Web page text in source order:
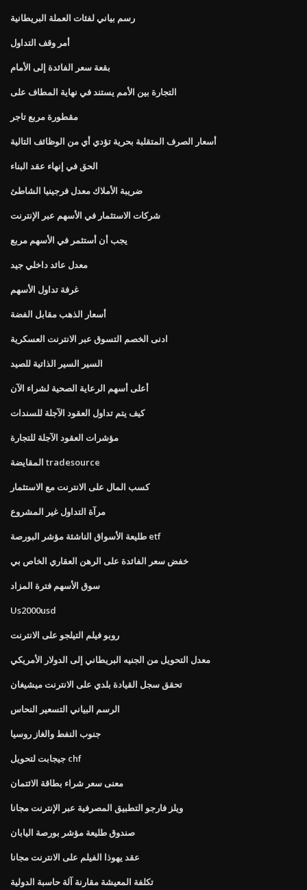
رسم بياني لفئات العملة البريطانية
أمر وقف التداول
بقعة سعر الفائدة إلى الأمام
التجارة بين الأمم يستند في نهاية المطاف على
مقطورة مربع تاجر
أسعار الصرف المتقلبة بحرية تؤدي أي من الوظائف التالية
الحق في إنهاء عقد البناء
ضريبة الأملاك معدل فرجينيا الشاطئ
شركات الاستثمار في الأسهم عبر الإنترنت
يجب أن أستثمر في الأسهم مربع
معدل عائد داخلي جيد
غرفة تداول الأسهم
أسعار الذهب مقابل الفضة
ادنى الخصم التسوق عبر الانترنت العسكرية
السير السير الذاتية للصيد
أعلى أسهم الرعاية الصحية لشراء الآن
كيف يتم تداول العقود الآجلة للسندات
مؤشرات العقود الآجلة للتجارة
المقايضة tradesource
كسب المال على الانترنت مع الاستثمار
مرآة التداول غير المشروع
طليعة الأسواق الناشئة مؤشر البورصة etf
خفض سعر الفائدة على الرهن العقاري الخاص بي
سوق الأسهم فترة المزاد
Us2000usd
روبو فيلم التيلجو على الانترنت
معدل التحويل من الجنيه البريطاني إلى الدولار الأمريكي
تحقق سجل القيادة بلدي على الانترنت ميشيغان
الرسم البياني التسعير النحاس
جنوب النفط والغاز روسيا
جيجابت لتحويل chf
معنى سعر شراء بطاقة الائتمان
ويلز فارجو التطبيق المصرفية عبر الإنترنت مجانا
صندوق طليعة مؤشر بورصة اليابان
عقد يهوذا الفيلم على الانترنت مجانا
تكلفة المعيشة مقارنة آلة حاسبة الدولية